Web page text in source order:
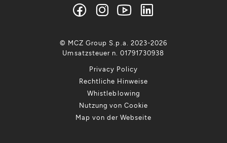
Privacy Policy
Rechtliche Hinweise
Whistleblowing
Nutzung von Cookie
Map von der Webseite
© MCZ Group S.p.a. 2023-2026
Umsatzsteuer n. 01791730938